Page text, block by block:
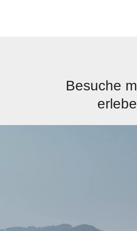
Besuche